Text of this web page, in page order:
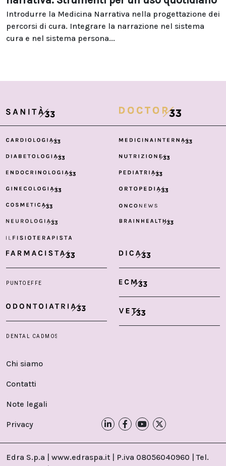
Introdurre la Medicina Narrativa nella progettazione dei
percorsi di cura. Integrare la narrazione nel sistema
cura e nel sistema persona...
Chi siamo
Contatti
Note legali
Privacy
Edra S.p.a | www.edraspa.it | P.iva 08056040960 | Tel.